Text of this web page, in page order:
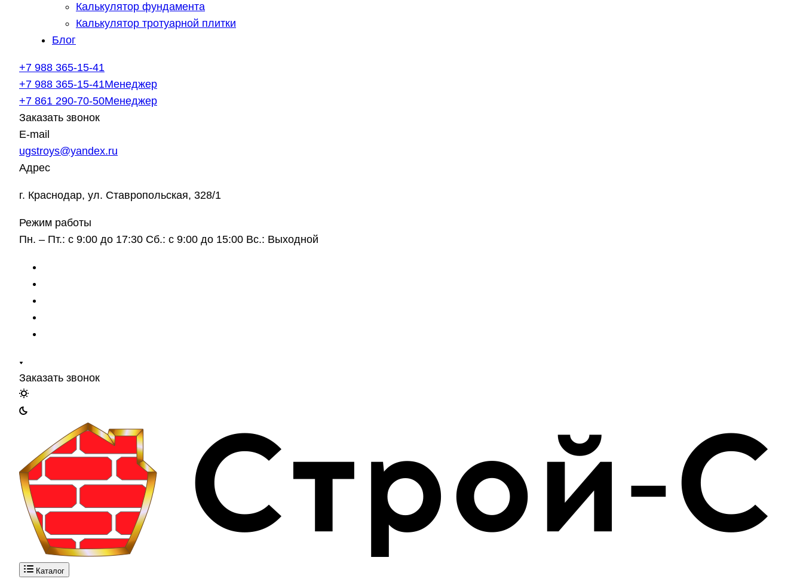
Калькулятор фундамента
Калькулятор тротуарной плитки
Блог
+7 988 365-15-41
+7 988 365-15-41Менеджер
+7 861 290-70-50Менеджер
Заказать звонок
E-mail
ugstroys@yandex.ru
Адрес
г. Краснодар, ул. Ставропольская, 328/1
Режим работы
Пн. – Пт.: с 9:00 до 17:30 Сб.: с 9:00 до 15:00 Вс.: Выходной
Заказать звонок
Каталог